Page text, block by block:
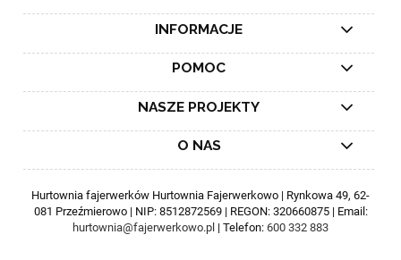
INFORMACJE
POMOC
NASZE PROJEKTY
O NAS
Hurtownia fajerwerków Hurtownia Fajerwerkowo | Rynkowa 49, 62-
081 Przeźmierowo | NIP: 8512872569 | REGON: 320660875 | Email:
hurtownia@fajerwerkowo.pl | Telefon: 600 332 883